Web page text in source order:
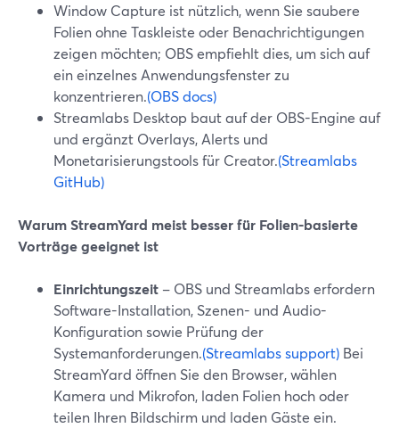
Window Capture ist nützlich, wenn Sie saubere
Folien ohne Taskleiste oder Benachrichtigungen
zeigen möchten; OBS empfiehlt dies, um sich auf
ein einzelnes Anwendungsfenster zu
konzentrieren.(OBS docs)
Streamlabs Desktop baut auf der OBS-Engine auf
und ergänzt Overlays, Alerts und
Monetarisierungstools für Creator.(Streamlabs
GitHub)
Warum StreamYard meist besser für Folien-basierte
Vorträge geeignet ist
Einrichtungszeit – OBS und Streamlabs erfordern
Software-Installation, Szenen- und Audio-
Konfiguration sowie Prüfung der
Systemanforderungen.(Streamlabs support) Bei
StreamYard öffnen Sie den Browser, wählen
Kamera und Mikrofon, laden Folien hoch oder
teilen Ihren Bildschirm und laden Gäste ein.